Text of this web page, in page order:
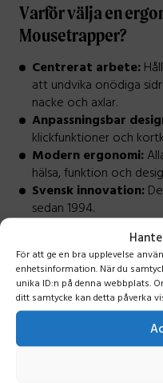
För att ge en bra upplevelse
enhetsinformation. När du
unika ID:n på denna webbplats.
ditt samtycke kan detta påverka
Varför välja en
Mousetrapper?
Centrerat arbete:
att undvika onödiga
nacke och axlar.
Anpassningsbar
klickfunktioner och
Modern ergonomi:
hälsa, funktion och
Svensk innovation:
sedan 1994.
Fördelar med att
mus
En ergonomisk mus kan
arbetsmiljö och
belastningsskador bidrar
Du orkar mer, får bättre
upplever mindre trötthet